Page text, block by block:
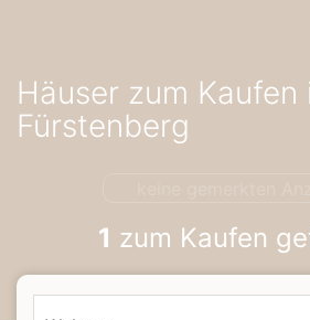
zur
Navigation
zum
Häuser zum Kaufen
Fürstenberg
1 zum Kaufen